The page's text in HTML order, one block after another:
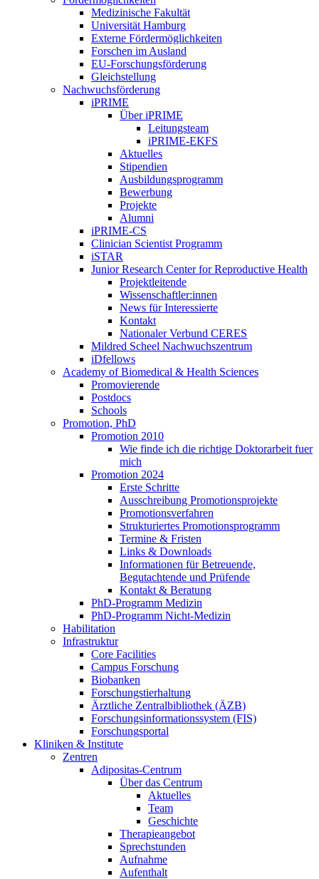
Medizinische Fakultät
Universität Hamburg
Externe Fördermöglichkeiten
Forschen im Ausland
EU-Forschungsförderung
Gleichstellung
Nachwuchsförderung
iPRIME
Über iPRIME
Leitungsteam
iPRIME-EKFS
Aktuelles
Stipendien
Ausbildungsprogramm
Bewerbung
Projekte
Alumni
iPRIME-CS
Clinician Scientist Programm
iSTAR
Junior Research Center for Reproductive Health
Projektleitende
Wissenschaftler:innen
News für Interessierte
Kontakt
Nationaler Verbund CERES
Mildred Scheel Nachwuchszentrum
iDfellows
Academy of Biomedical & Health Sciences
Promovierende
Postdocs
Schools
Promotion, PhD
Promotion 2010
Wie finde ich die richtige Doktorarbeit fuer
mich
Promotion 2024
Erste Schritte
Ausschreibung Promotionsprojekte
Promotionsverfahren
Strukturiertes Promotionsprogramm
Termine & Fristen
Links & Downloads
Informationen für Betreuende,
Begutachtende und Prüfende
Kontakt & Beratung
PhD-Programm Medizin
PhD-Programm Nicht-Medizin
Habilitation
Infrastruktur
Core Facilities
Campus Forschung
Biobanken
Forschungstierhaltung
Ärztliche Zentralbibliothek (ÄZB)
Forschungsinformationssystem (FIS)
Forschungsportal
Kliniken & Institute
Zentren
Adipositas-Centrum
Über das Centrum
Aktuelles
Team
Geschichte
Therapieangebot
Sprechstunden
Aufnahme
Aufenthalt